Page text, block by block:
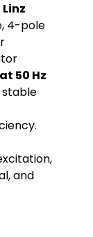
Linz
4-pole
50 Hz
stable
and